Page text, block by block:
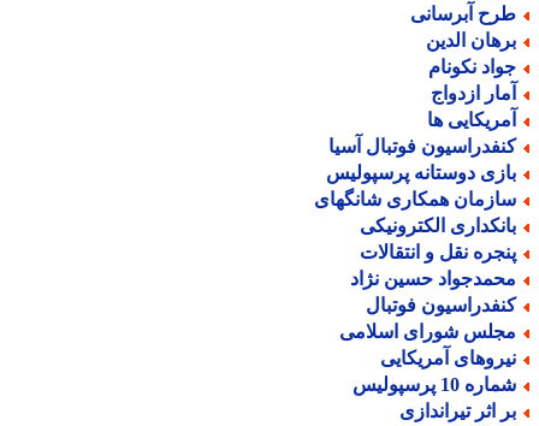
آبرسانی
الدین
نکونام
ازدواج
ها
فوتبال آسیا
دوستانه پرسپولیس
همکاری شانگهای
الکترونیکی
نقل و انتقالات
حسین نژاد
فوتبال
شورای اسلامی
آمریکایی
10 پرسپولیس
اثر تیراندازی